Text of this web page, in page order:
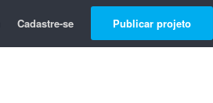
Cadastre-se Publicar projeto